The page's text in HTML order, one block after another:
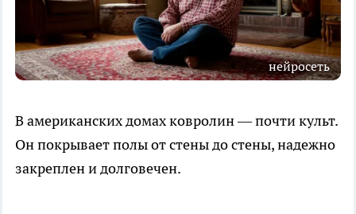
нейросеть
В американских домах ковролин — почти культ.
Он покрывает полы от стены до стены, надежно
закреплен и долговечен.